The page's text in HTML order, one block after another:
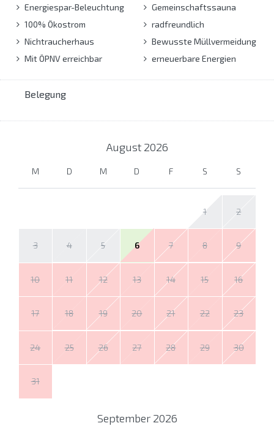
Energiespar-Beleuchtung
100% Ökostrom
Nichtraucherhaus
Mit ÖPNV erreichbar
Gemeinschaftssauna
radfreundlich
Bewusste Müllvermeidung
erneuerbare Energien
Belegung
August 2026
M D M D F S S
1 2
3 4 5 6 7 8 9
10 11 12 13 14 15 16
17 18 19 20 21 22 23
24 25 26 27 28 29 30
31
September 2026